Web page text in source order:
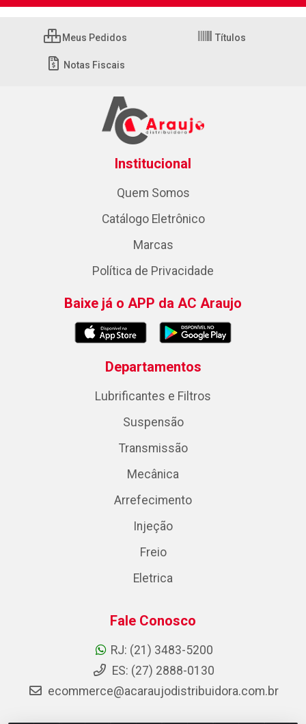
Meus Pedidos Títulos
Notas Fiscais
Institucional
Quem Somos
Catálogo Eletrônico
Marcas
Política de Privacidade
Baixe já o APP da AC Araujo
Departamentos
Lubrificantes e Filtros
Suspensão
Transmissão
Mecânica
Arrefecimento
Injeção
Freio
Eletrica
Fale Conosco
RJ: (21) 3483-5200
ES: (27) 2888-0130
ecommerce@acaraujodistribuidora.com.br